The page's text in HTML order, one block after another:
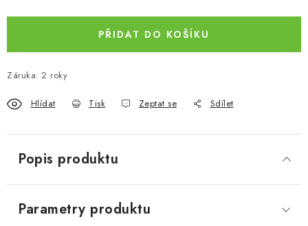
PŘIDAT DO KOŠÍKU
Záruka: 2 roky
Tisk Zeptat se
Hlídat Sdílet
Popis produktu
Parametry produktu